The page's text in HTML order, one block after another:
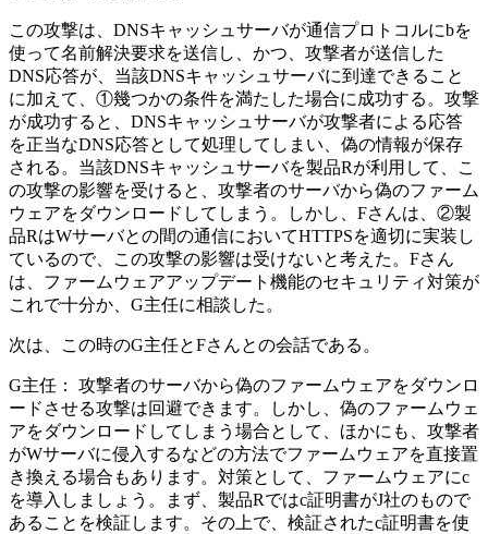
この攻撃は、DNSキャッシュサーバが通信プロトコルにbを
使って名前解決要求を送信し、かつ、攻撃者が送信した
DNS応答が、当該DNSキャッシュサーバに到達できること
に加えて、 ①幾つかの条件を満たした場合に成功する。攻撃
が成功すると、DNSキャッシュサーバが攻撃者による応答
を正当なDNS応答として処理してしまい、偽の情報が保存
される。当該DNSキャッシュサーバを製品Rが利用して、こ
の攻撃の影響を受けると、攻撃者のサーバから偽のファーム
ウェアをダウンロードしてしまう。しかし、Fさんは、 ②製
品RはWサーバとの間の通信においてHTTPSを適切に実装し
ているので、この攻撃の影響は受けないと考えた。Fさん
は、ファームウェアアップデート機能のセキュリティ対策が
これで十分か、G主任に相談した。
次は、この時のG主任とFさんとの会話である。
G主任：
攻撃者のサーバから偽のファームウェアをダウンロ
ードさせる攻撃は回避できます。しかし、偽のファームウェ
アをダウンロードしてしまう場合として、ほかにも、攻撃者
がWサーバに侵入するなどの方法でファームウェアを直接置
き換える場合もあります。対策として、ファームウェアにc
を導入しましょう。まず、製品Rではc証明書がJ社のもので
あることを検証します。その上で、検証されたc証明書を使